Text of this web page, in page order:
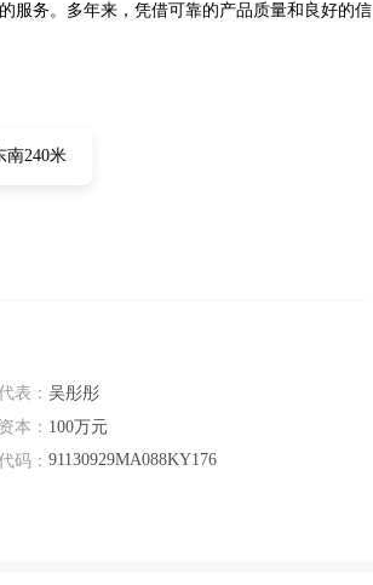
服务。多年来，凭借可靠的产品质量和良好的信
司将继续秉持诚信经营、创新发展的理念，不断
南240米
表： 吴彤彤
本： 100万元
码： 91130929MA088KY176